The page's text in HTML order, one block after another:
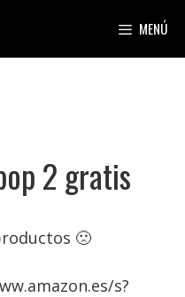
MENÚ
2 gratis
🙁
s?